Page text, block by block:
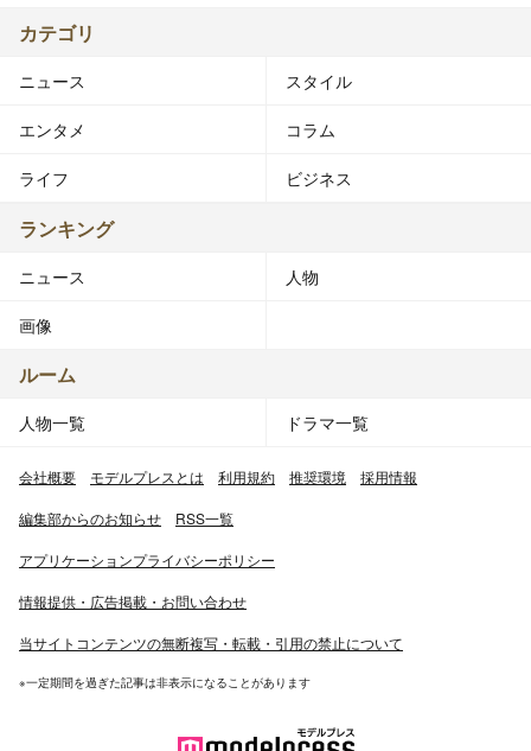
カテゴリ
ニュース スタイル
エンタメ コラム
ライフ ビジネス
ランキング
ニュース 人物
画像
ルーム
人物一覧 ドラマ一覧
会社概要 モデルプレスとは 利用規約 推奨環境 採用情報
編集部からのお知らせ RSS一覧
アプリケーションプライバシーポリシー
情報提供・広告掲載・お問い合わせ
当サイトコンテンツの無断複写・転載・引用の禁止について
※一定期間を過ぎた記事は非表示になることがあります